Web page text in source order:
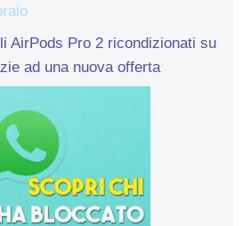
AirPods Pro 2 ricondizionati su
ad una nuova offerta